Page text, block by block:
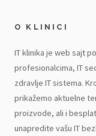
O KLINICI
IT klinika je web sajt
profesionalcima, IT
zdravlje IT sistema.
prikažemo aktuelne
proizvode, ali i
unapredite vašu IT